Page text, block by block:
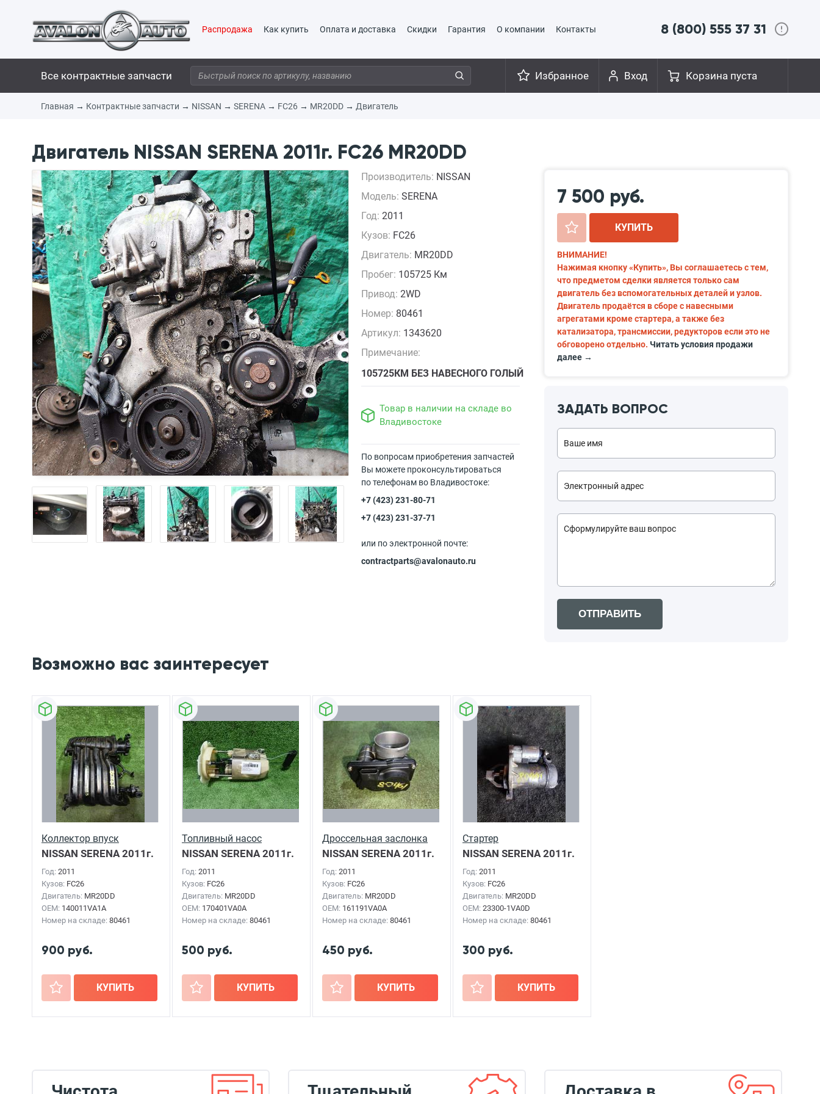
Распродажа Как купить Оплата и доставка Скидки Гарантия О компании Контакты 8 (800) 555 37 31
Все контрактные запчасти Корзина пуста
Вход
Избранное
Главная → Контрактные запчасти → NISSAN → SERENA → FC26 → MR20DD → Двигатель
Двигатель NISSAN SERENA 2011г. FC26 MR20DD
Производитель: NISSAN
Модель: SERENA
Год: 2011
Кузов: FC26
Двигатель: MR20DD
Пробег: 105725 Км
Привод: 2WD
Номер: 80461
Артикул: 1343620
Примечание:
105725КМ БЕЗ НАВЕСНОГО ГОЛЫЙ
Товар в наличии на складе во
Владивостоке
По вопросам приобретения запчастей
Вы можете проконсультироваться
по телефонам во Владивостоке:
+7 (423) 231-80-71
+7 (423) 231-37-71
или по электронной почте:
contractparts@avalonauto.ru
7 500 руб.
+ КУПИТЬ
ВНИМАНИЕ!
Нажимая кнопку «Купить», Вы соглашаетесь с тем,
что предметом сделки является только сам
двигатель без вспомогательных деталей и узлов.
Двигатель продаётся в сборе с навесными
агрегатами кроме стартера, а также без
катализатора, трансмиссии, редукторов если это не
обговорено отдельно. Читать условия продажи
далее →
ЗАДАТЬ ВОПРОС
ОТПРАВИТЬ
Возможно вас заинтересует
Коллектор впуск
NISSAN SERENA2011г.
Год: 2011
Кузов: FC26
Двигатель: MR20DD
OEM: 140011VA1A
Номер на складе: 80461
900 руб.
+ КУПИТЬ
Топливный насос
NISSAN SERENA2011г.
Год: 2011
Кузов: FC26
Двигатель: MR20DD
OEM: 170401VA0A
Номер на складе: 80461
500 руб.
+ КУПИТЬ
Дроссельная заслонка
NISSAN SERENA2011г.
Год: 2011
Кузов: FC26
Двигатель: MR20DD
OEM: 161191VA0A
Номер на складе: 80461
450 руб.
+ КУПИТЬ
Стартер
NISSAN SERENA2011г.
Год: 2011
Кузов: FC26
Двигатель: MR20DD
OEM: 23300-1VA0D
Номер на складе: 80461
300 руб.
+ КУПИТЬ